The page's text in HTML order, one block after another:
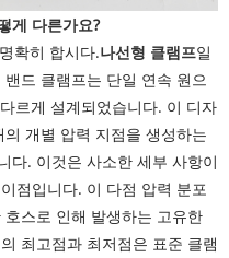
게 다른가요?
확히 합시다.나선형 클램프일
드 클램프는 단일 연속 원으
다르게 설계되었습니다. 이 디자
개별 압력 지점을 생성하는
다. 이것은 사소한 세부 사항이
점입니다. 이 다점 압력 분포
스로 인해 발생하는 고유한
최고점과 최저점은 표준 클램